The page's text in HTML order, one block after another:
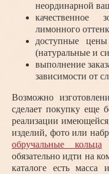
неординарной
качественное
лимонного
доступные
(натуральные и
выполнение
зависимости от
Возможно
сделает покупку еще
реализации
изделий, фото или
обручальные кольца
обязательно идти на
каталоге есть масса